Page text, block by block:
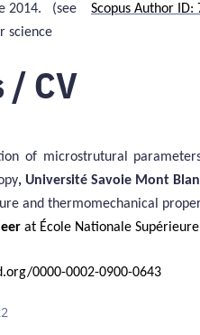
2014.
(see Scopus Author ID:
science
CV
of microstrutural
, Université Savoie Mont
and thermomechanical
at École Nationale Supérieure
0000-0002-0900-0643